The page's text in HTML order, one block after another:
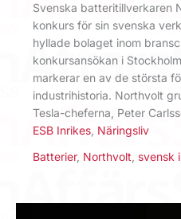
Svenska batteritillverkaren
konkurs för sin svenska
hyllade bolaget inom
konkursansökan i
markerar en av de största
industrihistoria. Northvolt
Tesla-cheferna, Peter
ESB Inrikes Näringsliv
Batterier, Northvolt, svensk